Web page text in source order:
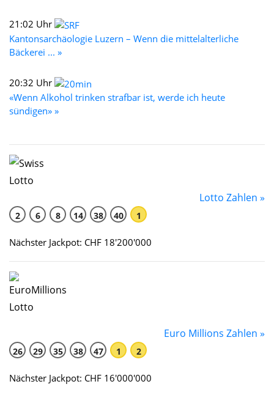
21:02 Uhr
Kantonsarchäologie Luzern – Wenn die mittelalterliche
Bäckerei ... »
20:32 Uhr
«Wenn Alkohol trinken strafbar ist, werde ich heute
sündigen» »
Lotto Zahlen »
2 6 8 14 38 40 1
Nächster Jackpot: CHF 18'200'000
Euro Millions Zahlen »
26 29 35 38 47 1 2
Nächster Jackpot: CHF 16'000'000